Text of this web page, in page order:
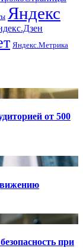
Яндекс
Яндекс.Метрика
от 500
при